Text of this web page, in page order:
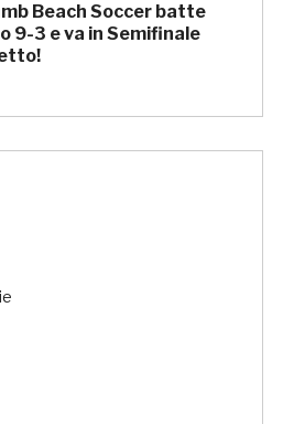
Beach Soccer batte
9-3 e va in Semifinale